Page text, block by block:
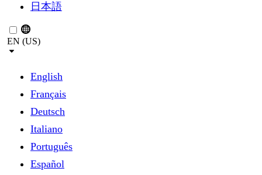
日本語
EN (US)
English
Français
Deutsch
Italiano
Português
Español